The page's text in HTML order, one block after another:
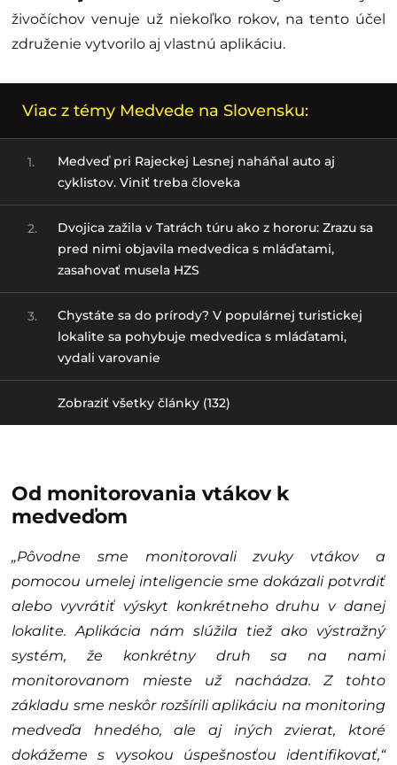
živočíchov venuje už niekoľko rokov, na tento účel
združenie vytvorilo aj vlastnú aplikáciu.
Viac z témy Medvede na Slovensku:
1.
Medveď pri Rajeckej Lesnej naháňal auto aj
cyklistov. Viniť treba človeka
2.
Dvojica zažila v Tatrách túru ako z hororu: Zrazu sa
pred nimi objavila medvedica s mláďatami,
zasahovať musela HZS
3.
Chystáte sa do prírody? V populárnej turistickej
lokalite sa pohybuje medvedica s mláďatami,
vydali varovanie
Zobraziť všetky články (132)
Od monitorovania vtákov k
medveďom
„Pôvodne sme monitorovali zvuky vtákov a
pomocou umelej inteligencie sme dokázali potvrdiť
alebo vyvrátiť výskyt konkrétneho druhu v danej
lokalite. Aplikácia nám slúžila tiež ako výstražný
systém, že konkrétny druh sa na nami
monitorovanom mieste už nachádza. Z tohto
základu sme neskôr rozšírili aplikáciu na monitoring
medveďa hnedého, ale aj iných zvierat, ktoré
dokážeme s vysokou úspešnosťou identifikovať,“